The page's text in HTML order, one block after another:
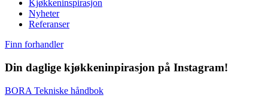
Kjøkkeninspirasjon
Nyheter
Referanser
Finn forhandler
Din daglige kjøkkeninpirasjon på Instagram!
BORA Tekniske håndbok